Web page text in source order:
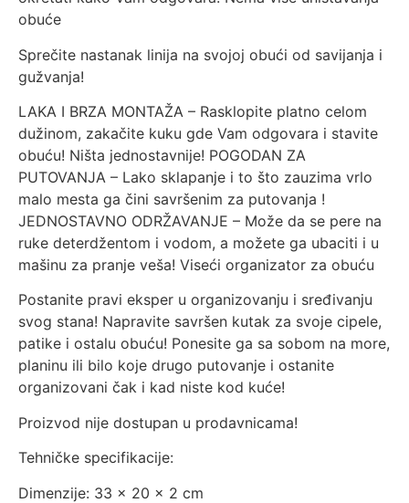
obuće
Sprečite nastanak linija na svojoj obući od savijanja i
gužvanja!
LAKA I BRZA MONTAŽA – Rasklopite platno celom
dužinom, zakačite kuku gde Vam odgovara i stavite
obuću! Ništa jednostavnije! POGODAN ZA
PUTOVANJA – Lako sklapanje i to što zauzima vrlo
malo mesta ga čini savršenim za putovanja !
JEDNOSTAVNO ODRŽAVANJE – Može da se pere na
ruke deterdžentom i vodom, a možete ga ubaciti i u
mašinu za pranje veša! Viseći organizator za obuću
Postanite pravi eksper u organizovanju i sređivanju
svog stana! Napravite savršen kutak za svoje cipele,
patike i ostalu obuću! Ponesite ga sa sobom na more,
planinu ili bilo koje drugo putovanje i ostanite
organizovani čak i kad niste kod kuće!
Proizvod nije dostupan u prodavnicama!
Tehničke specifikacije:
Dimenzije: 33 x 20 x 2 cm